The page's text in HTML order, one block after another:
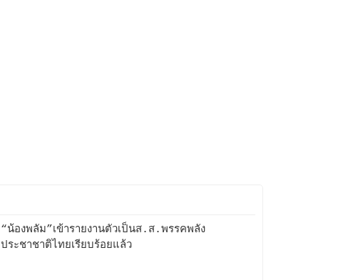
“น้องพลัม”เข้ารายงานตัวเป็นส.ส.พรรคพลัง
ประชาชาติไทยเรียบร้อยแล้ว